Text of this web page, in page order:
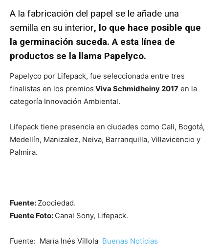
A la fabricación del papel se le añade una
semilla en su interior, lo que hace posible que
la germinación suceda. A esta línea de
productos se la llama Papelyco.
Papelyco por Lifepack, fue seleccionada entre tres
finalistas en los premios Viva Schmidheiny 2017 en la
categoría Innovación Ambiental.
Lifepack tiene presencia en ciudades como Cali, Bogotá,
Medellín, Manizalez, Neiva, Barranquilla, Villavicencio y
Palmira.
Fuente: Zoociedad.
Fuente Foto: Canal Sony, Lifepack.
Fuente: María Inés Villola Buenas Noticias